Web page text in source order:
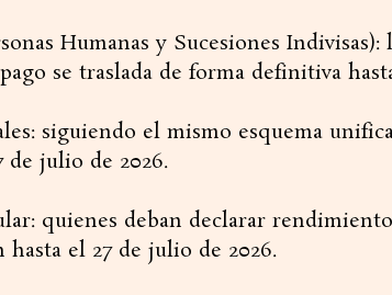
Humanas y Sucesiones
se traslada de forma definitiva
siguiendo el mismo esquema
de julio de 2026.
quienes deban declarar
el 27 de julio de 2026.